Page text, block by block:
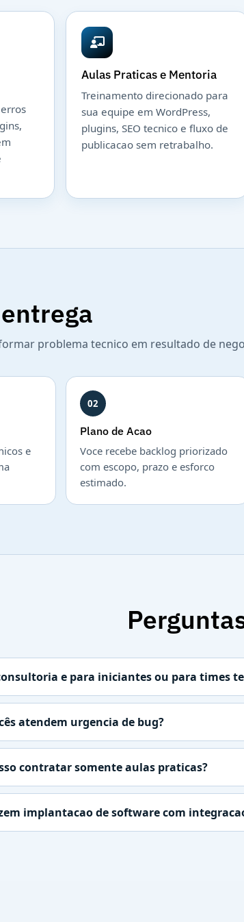
Aulas Praticas e Mentoria
Treinamento direcionado para
sua equipe em WordPress,
plugins, SEO tecnico e fluxo de
publicacao sem retrabalho.
problema tecnico em resultado de
e
02
Plano de Acao
Voce recebe backlog priorizado
com escopo, prazo e esforco
estimado.
e para iniciantes ou para times
atendem urgencia de bug?
contratar somente aulas praticas?
implantacao de software com